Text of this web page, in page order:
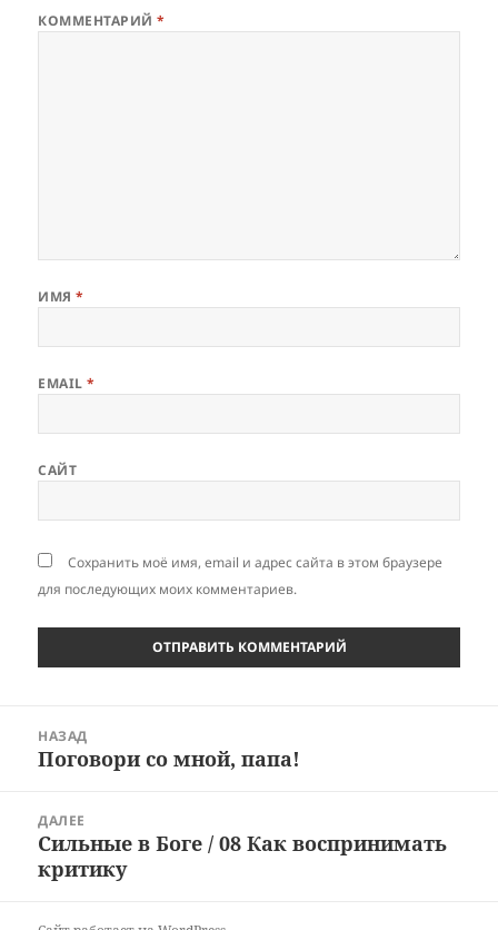
КОММЕНТАРИЙ*
ИМЯ*
EMAIL*
САЙТ
Сохранить моё имя, email и адрес сайта в этом браузере
для последующих моих комментариев.
записям
НАЗАД
Предыдущая
Поговори со мной, папа!
ДАЛЕЕ
Следующая
запись:
Сильные в Боге / 08 Как воспринимать
критику